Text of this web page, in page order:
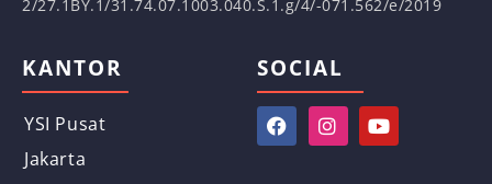
2/27.1BY.1/31.74.07.1003.040.S.1.g/4/-071.562/e/2019
KANTOR
YSI Pusat
Jakarta
SOCIAL